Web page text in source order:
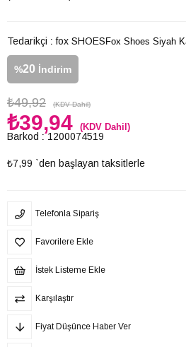
Tedarikçi : fox SHOES
%20 İndirim
₺49,92 (KDV Dahil)
₺39,94 (KDV Dahil)
Barkod : 1200074519
₺7,99 `den başlayan taksitlerle
Fox Shoes Siyah
Telefonla Sipariş
Favorilere Ekle
İstek Listeme Ekle
Karşılaştır
Fiyat Düşünce Haber Ver